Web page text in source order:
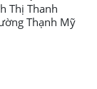
Thị Thanh
Thạnh Mỹ